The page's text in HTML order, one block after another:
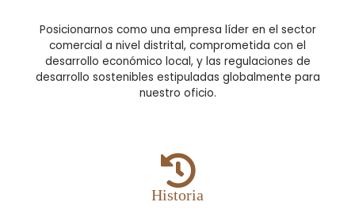
Posicionarnos como una empresa líder en el sector
comercial a nivel distrital, comprometida con el
desarrollo económico local, y las regulaciones de
desarrollo sostenibles estipuladas globalmente para
nuestro oficio.
Historia